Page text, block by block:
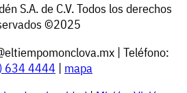
S.A. de C.V. Todos los derechos
©2025
| Teléfono:
634 4444 | mapa